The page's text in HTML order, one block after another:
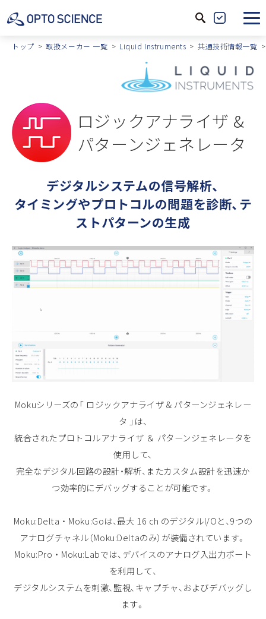
サ
イ
内
検
製
品
込
トップ 取扱メーカー 一覧 Liquid Instruments 共通技術情報一覧
ロジックアナライザ &
パターンジェネレータ
デジタルシステムの信号解析、
タイミングやプロトコルの問題を診断、テ
ストパターンの生成
Mokuシリーズの「 ロジックアナライザ & パターンジェネレー
タ 」は、
統合されたプロトコルアナライザ ＆ パターンジェネレータを
使用して、
完全なデジタル回路の設計・解析、またカスタム設計を迅速か
つ効率的にデバッグすることが可能です。
Moku:Delta ・ Moku:Goは、最大 16 ch のデジタルI/Oと、9つの
アナログチャネル（Moku:Deltaのみ）が装備されています。
Moku:Pro ・ Moku:Labでは、デバイスのアナログ入出力ポート
を利用して、
デジタルシステムを刺激、監視、キャプチャ、およびデバッグし
ます。